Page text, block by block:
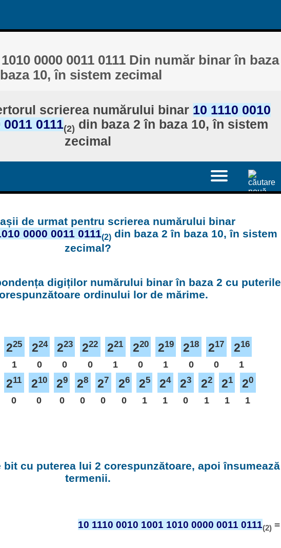
1010 0000 0011 0111 Din număr binar în baza
10, în sistem zecimal
scrierea numărului binar 10 1110 0010
0111(2) din baza 2 în baza 10, în sistem
zecimal
de urmat pentru scrierea numărului binar
0000 0011 0111(2) din baza 2 în baza 10, în sistem
zecimal?
digiților numărului binar în baza 2 cu puterile
ordinului lor de mărime.
225
1
224
0
223
0
222
0
221
1
220
0
219
1
218
0
217
0
216
1
211
0
210
0
29
0
28
0
27
0
26
0
25
1
24
1
23
0
22
1
21
1
20
1
cu puterea lui 2 corespunzătoare, apoi însumează
termenii.
10 1110 0010 1001 1010 0000 0011 0111(2) =